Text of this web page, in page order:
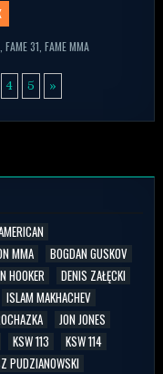
FAME 31 FAME MMA
4 5 »
MMA
BOGDAN GUSKOV
HOOKER
DENIS ZAŁĘCKI
ISLAM MAKHACHEV
JON JONES
KSW 113
KSW 114
PUDZIANOWSKI